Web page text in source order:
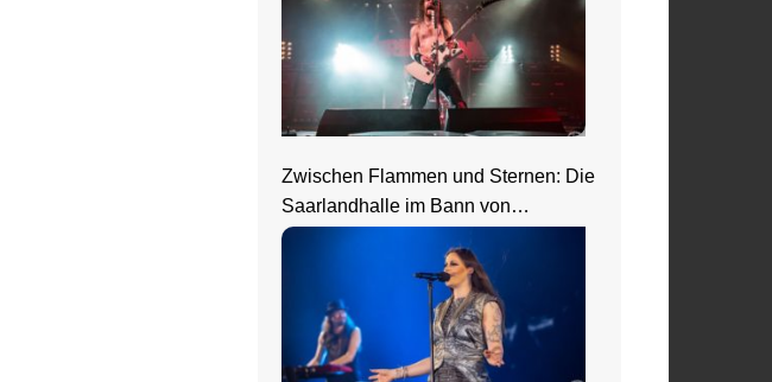
Zwischen Flammen und Sternen: Die
Saarlandhalle im Bann von
Nightwish